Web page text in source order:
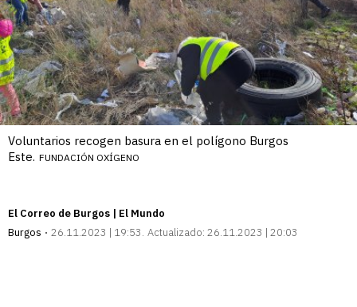
Voluntarios recogen basura en el polígono Burgos
Este. FUNDACIÓN OXÍGENO
El Correo de Burgos | El Mundo
Burgos
26.11.2023 | 19:53 Actualizado: 26.11.2023 | 20:03